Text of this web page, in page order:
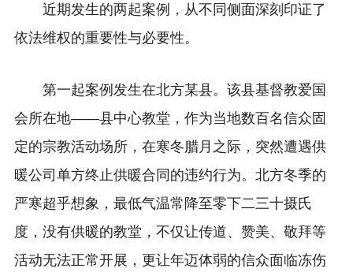
近期发生的两起案例，从不同侧面深刻印证了
依法维权的重要性与必要性。
第一起案例发生在北方某县。该县基督教爱国
会所在地——县中心教堂，作为当地数百名信众固
定的宗教活动场所，在寒冬腊月之际，突然遭遇供
暖公司单方终止供暖合同的违约行为。北方冬季的
严寒超乎想象，最低气温常降至零下二三十摄氏
度，没有供暖的教堂，不仅让传道、赞美、敬拜等
活动无法正常开展，更让年迈体弱的信众面临冻伤